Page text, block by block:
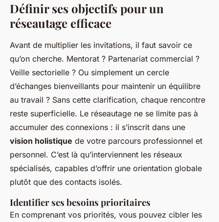
Définir ses objectifs pour un
réseautage efficace
Avant de multiplier les invitations, il faut savoir ce
qu’on cherche. Mentorat ? Partenariat commercial ?
Veille sectorielle ? Ou simplement un cercle
d’échanges bienveillants pour maintenir un équilibre
au travail ? Sans cette clarification, chaque rencontre
reste superficielle. Le réseautage ne se limite pas à
accumuler des connexions : il s’inscrit dans une
vision holistique de votre parcours professionnel et
personnel. C’est là qu’interviennent les réseaux
spécialisés, capables d’offrir une orientation globale
plutôt que des contacts isolés.
Identifier ses besoins prioritaires
En comprenant vos priorités, vous pouvez cibler les